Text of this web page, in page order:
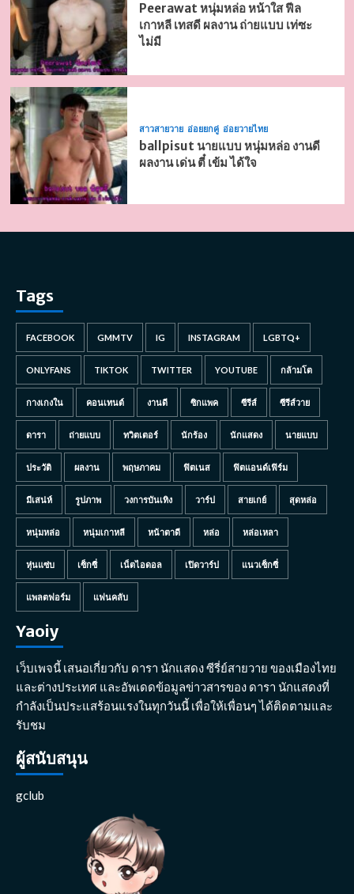
Peerawat หนุ่มหล่อ หน้าใส ฟีล
เกาหลี เทสดี ผลงาน ถ่ายแบบ เท่ซะ
ไม่มี
สาวสายวาย อ่อยยกคู่ อ่อยวายไทย
ballpisut นายแบบ หนุ่มหล่อ งานดี
ผลงาน เด่น ตี๋ เข้ม ได้ใจ
Tags
FACEBOOK GMMTV IG INSTAGRAM LGBTQ+
ONLYFANS TIKTOK TWITTER YOUTUBE กล้ามโต
กางเกงใน คอนเทนต์ งานดี ซิกแพค ซีรีส์ ซีรีส์วาย
ดารา ถ่ายแบบ ทวิตเตอร์ นักร้อง นักแสดง นายแบบ
ประวัติ ผลงาน พฤษภาคม ฟิตเนส ฟิตแอนด์เฟิร์ม
มีเสน่ห์ รูปภาพ วงการบันเทิง วาร์ป สายเกย์ สุดหล่อ
หนุ่มหล่อ หนุ่มเกาหลี หน้าตาดี หล่อ หล่อเหลา
หุ่นแซ่บ เซ็กซี่ เน็ตไอดอล เปิดวาร์ป แนวเซ็กซี่
แพลตฟอร์ม แฟนคลับ
Yaoiy
เว็บเพจนี้ เสนอเกี่ยวกับ ดารา นักแสดง ซีรี่ย์สายวาย ของเมืองไทย
และต่างประเทศ และอัพเดดข้อมูลข่าวสารของ ดารา นักแสดงที่
กำลังเป็นประแสร้อนแรงในทุกวันนี้ เพื่อให้เพื่อนๆ ได้ติดตามและ
รับชม
ผู้สนับสนุน
gclub